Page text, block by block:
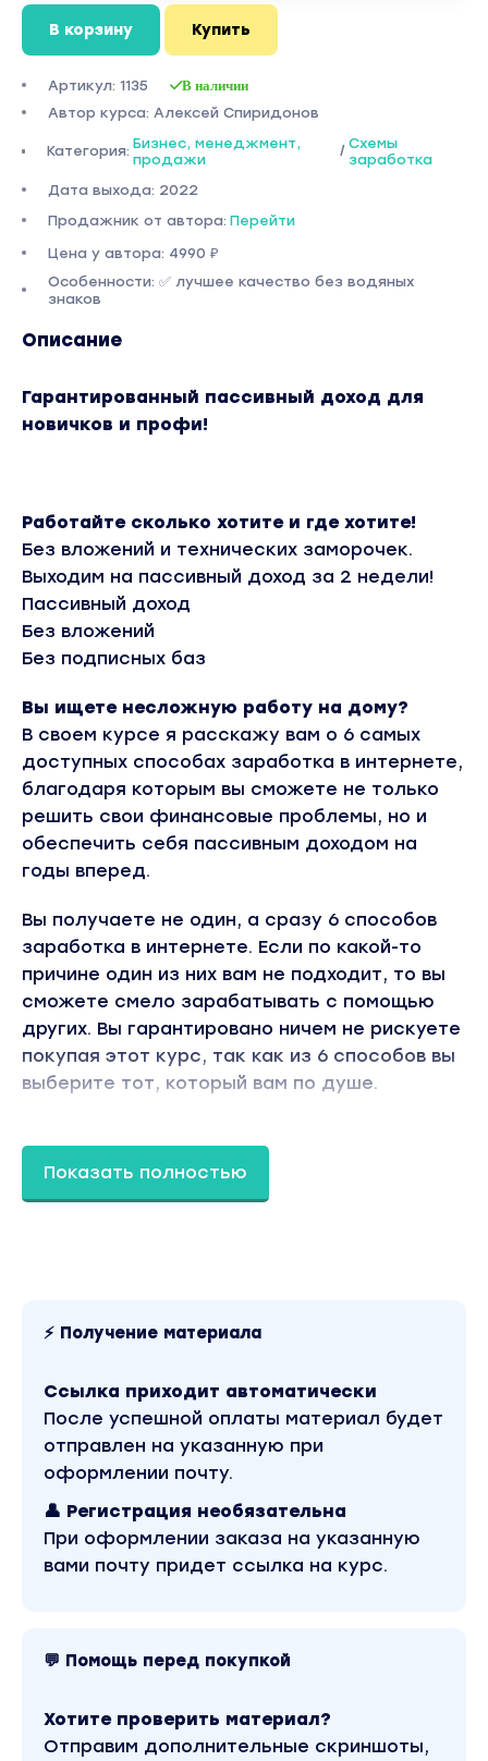
В корзину Купить
Артикул: 1135 В наличии
Автор курса: Алексей Спиридонов
Категория: Бизнес, менеджмент,
продажи
/ Схемы
заработка
Дата выхода: 2022
Продажник от автора: Перейти
Цена у автора: 4990 ₽
Особенности: ✅ лучшее качество без водяных
знаков
Описание
Гарантированный пассивный доход для
новичков и профи!
Работайте сколько хотите и где хотите!
Без вложений и технических заморочек.
Выходим на пассивный доход за 2 недели!
Пассивный доход
Без вложений
Без подписных баз
Вы ищете несложную работу на дому?
В своем курсе я расскажу вам о 6 самых
доступных способах заработка в интернете,
благодаря которым вы сможете не только
решить свои финансовые проблемы, но и
обеспечить себя пассивным доходом на
годы вперед.
Вы получаете не один, а сразу 6 способов
заработка в интернете. Если по какой-то
причине один из них вам не подходит, то вы
сможете смело зарабатывать с помощью
других. Вы гарантировано ничем не рискуете
покупая этот курс, так как из 6 способов вы
выберите тот, который вам по душе.
Без Вложений
Работа по курсу не требует вложений.
платформе онлайн школы. И они уже готовы
Понятный заработок
Никаких сложных схем или заморочек.
Никакого сбора подписчиков.
Автоматический доход
Что может быть лучше, когда один раз что-
Что нужно будет делать?
Загружать видеоролики на сервис (снимать
их самому не надо)
Показать полностью
⚡ Получение материала
Ссылка приходит автоматически
После успешной оплаты материал будет
отправлен на указанную при
оформлении почту.
👤 Регистрация необязательна
При оформлении заказа на указанную
вами почту придет ссылка на курс.
💬 Помощь перед покупкой
Хотите проверить материал?
Отправим дополнительные скриншоты,